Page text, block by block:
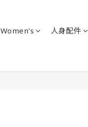
Women's 人身配件